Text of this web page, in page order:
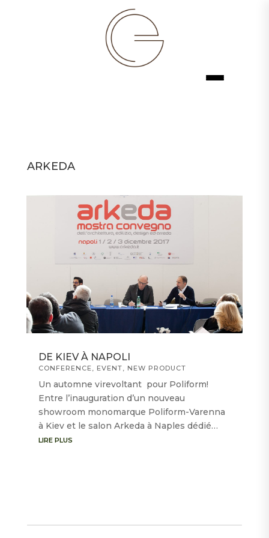
ARKEDA
DE KIEV À NAPOLI
CONFERENCE EVENT NEW PRODUCT
Un automne virevoltant pour Poliform!
Entre l’inauguration d’un nouveau
showroom monomarque Poliform-Varenna
à Kiev et le salon Arkeda à Naples dédié…
LIRE PLUS